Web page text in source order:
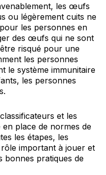
les œufs
ou légèrement cuits ne
les personnes en
des œufs qui ne sont
risqué pour une
les personnes
le système immunitaire
les personnes
et les
place de normes de
les étapes, les
important à jouer et
bonnes pratiques de